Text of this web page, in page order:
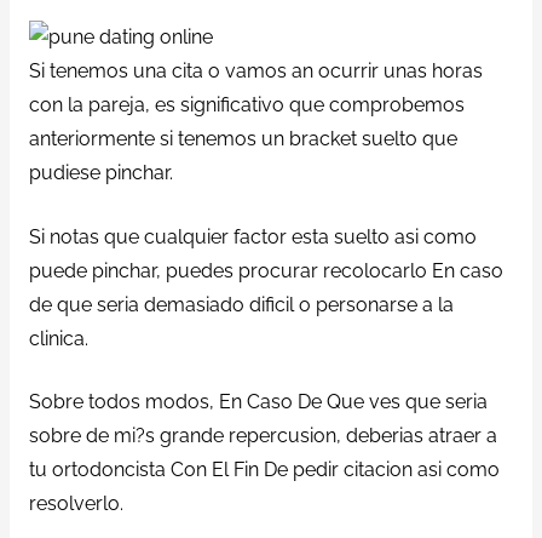
Si tenemos una cita o vamos an ocurrir unas horas
con la pareja, es significativo que comprobemos
anteriormente si tenemos un bracket suelto que
pudiese pinchar.
Si notas que cualquier factor esta suelto asi como
puede pinchar, puedes procurar recolocarlo En caso
de que seria demasiado dificil o personarse a la
clinica.
Sobre todos modos, En Caso De Que ves que seria
sobre de mi?s grande repercusion, deberias atraer a
tu ortodoncista Con El Fin De pedir citacion asi como
resolverlo.